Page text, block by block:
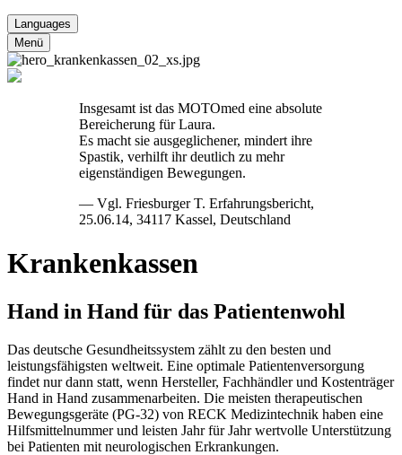
Languages
Menü
Insgesamt ist das MOTOmed eine absolute
Bereicherung für Laura.
Es macht sie ausgeglichener, mindert ihre
Spastik, verhilft ihr deutlich zu mehr
eigenständigen Bewegungen.
— Vgl. Friesburger T. Erfahrungsbericht,
25.06.14, 34117 Kassel, Deutschland
Krankenkassen
Hand in Hand für das Patientenwohl
Das deutsche Gesundheitssystem zählt zu den besten und
leistungsfähigsten weltweit. Eine optimale Patientenversorgung
findet nur dann statt, wenn Hersteller, Fachhändler und Kostenträger
Hand in Hand zusammenarbeiten. Die meisten therapeutischen
Bewegungsgeräte (PG-32) von RECK Medizintechnik haben eine
Hilfsmittelnummer und leisten Jahr für Jahr wertvolle Unterstützung
bei Patienten mit neurologischen Erkrankungen.